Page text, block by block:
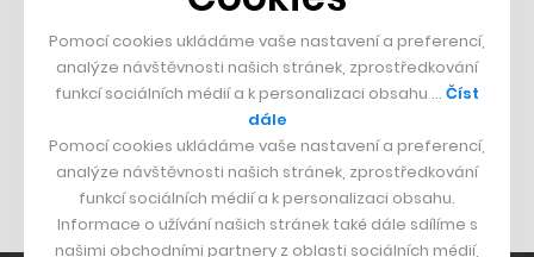
DESIGN
Bomma není tichá
Nábytek z betonu
Pomocí cookies ukládáme vaše nastavení a preferencí,
analýze návštěvnosti našich stránek, zprostředkování
funkcí sociálních médií a k personalizaci obsahu … Číst
dále
Pomocí cookies ukládáme vaše nastavení a preferencí,
analýze návštěvnosti našich stránek, zprostředkování
funkcí sociálních médií a k personalizaci obsahu.
Informace o užívání našich stránek také dále sdílíme s
našimi obchodními partnery z oblasti sociálních médií,